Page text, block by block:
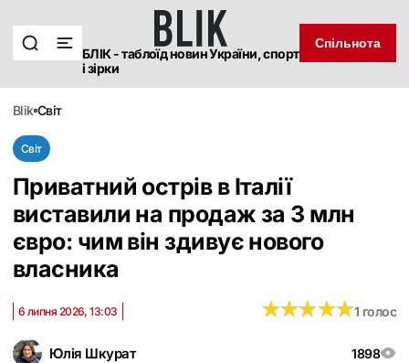
БЛІК - таблоїд новин України, спорт
і зірки
Спільнота
blik світ
Світ
Приватний острів в Італії
виставили на продаж за 3 млн
євро: чим він здивує нового
власника
Юлія Шкурат 1898
6 липня 2026, 13:03 ★★★★★
★★★★★1 голос